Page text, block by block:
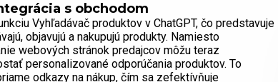
s obchodom
Vyhľadávač produktov v ChatGPT, čo predstavuje
objavujú a nakupujú produkty. Namiesto
webových stránok predajcov môžu teraz
personalizované odporúčania produktov. To
odkazy na nákup, čím sa zefektívňuje